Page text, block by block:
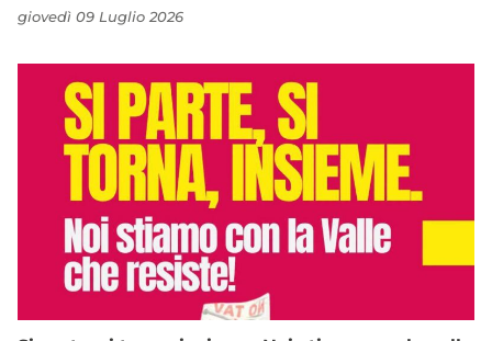
giovedì 09 Luglio 2026